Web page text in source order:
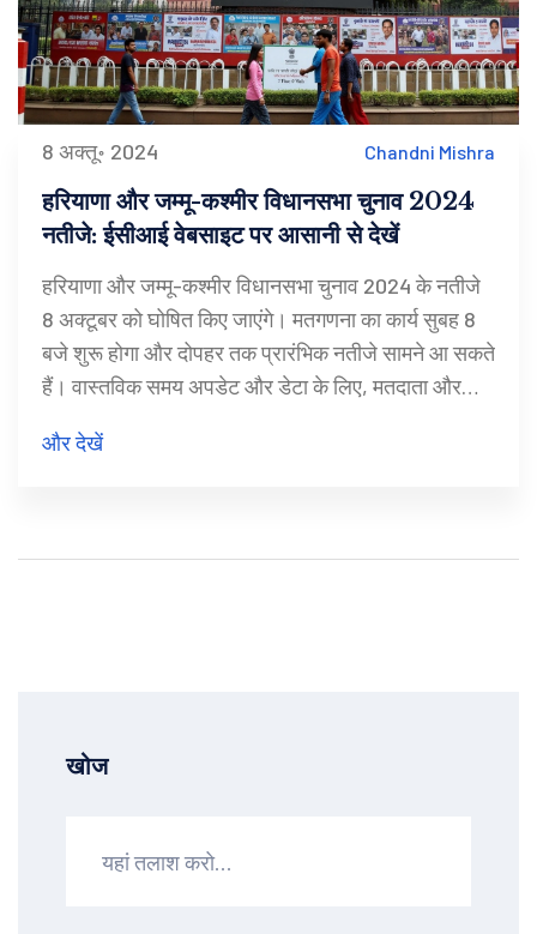
8 अक्तू॰ 2024 Chandni Mishra
हरियाणा और जम्मू-कश्मीर विधानसभा चुनाव 2024
नतीजे: ईसीआई वेबसाइट पर आसानी से देखें
हरियाणा और जम्मू-कश्मीर विधानसभा चुनाव 2024 के नतीजे
8 अक्टूबर को घोषित किए जाएंगे। मतगणना का कार्य सुबह 8
बजे शुरू होगा और दोपहर तक प्रारंभिक नतीजे सामने आ सकते
हैं। वास्तविक समय अपडेट और डेटा के लिए, मतदाता और
हैं। इसके अलावा, वोटर हेल्पलाइन ऐप के माध्यम से भी परिणाम
और देखें
खोज